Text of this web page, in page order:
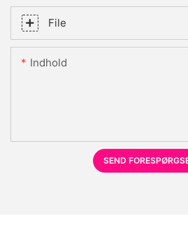
File
Indhold
SEND